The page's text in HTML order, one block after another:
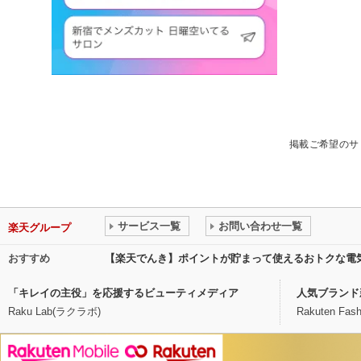
掲載ご希望の
楽天グループ サービス一覧 お問い合わせ一覧
おすすめ 【楽天でんき】ポイントが貯まって使えるおトクな電
「キレイの主役」を応援するビューティメディア
Raku Lab(ラクラボ)
人気ブラン
Rakuten